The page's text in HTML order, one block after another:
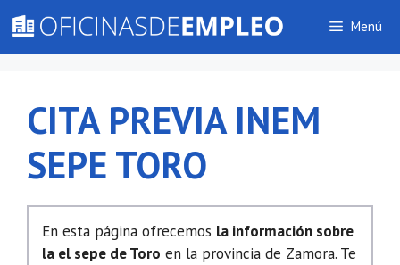
contenido
Menú
CITA PREVIA INEM
SEPE TORO
En esta página ofrecemos la información sobre
la el sepe de Toro en la provincia de Zamora. Te